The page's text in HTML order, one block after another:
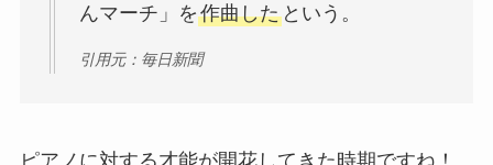
んマーチ」を作曲したという。
引用元：毎日新聞
ピアノに対する才能が開花してきた時期ですね！